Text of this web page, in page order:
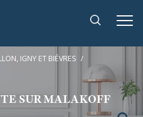
IGNY ET BIÉVRES
SUR MALAKOFF